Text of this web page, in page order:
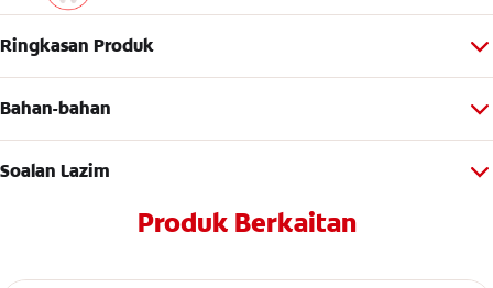
Ringkasan Produk
Bahan-bahan
Soalan Lazim
Produk Berkaitan